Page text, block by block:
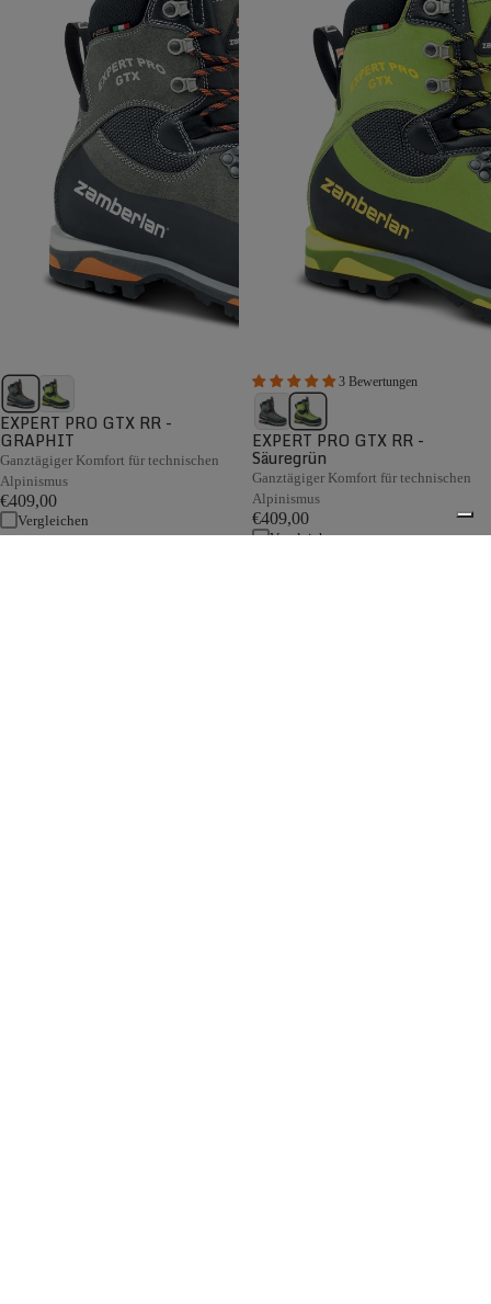
EXPERT PRO GTX RR -
GRAPHIT
Ganztägiger Komfort für technischen
Alpinismus
€409,00
Vergleichen
3 Bewertungen
EXPERT PRO GTX RR -
Säuregrün
Ganztägiger Komfort für technischen
Alpinismus
€409,00
Vergleichen